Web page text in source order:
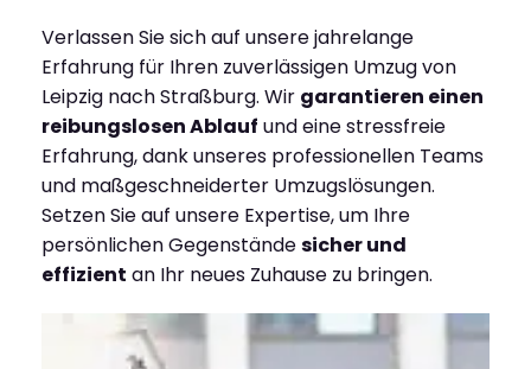
Verlassen Sie sich auf unsere jahrelange
Erfahrung für Ihren zuverlässigen Umzug von
Leipzig nach Straßburg. Wir garantieren einen
reibungslosen Ablauf und eine stressfreie
Erfahrung, dank unseres professionellen Teams
und maßgeschneiderter Umzugslösungen.
Setzen Sie auf unsere Expertise, um Ihre
persönlichen Gegenständesicher und
effizient an Ihr neues Zuhause zu bringen.